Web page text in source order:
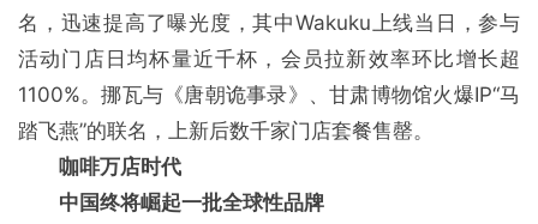
名，迅速提高了曝光度，其中Wakuku上线当日，参与
活动门店日均杯量近千杯，会员拉新效率环比增长超
1100%。挪瓦与《唐朝诡事录》、甘肃博物馆火爆IP“马
踏飞燕”的联名，上新后数千家门店套餐售罄。
咖啡万店时代
中国终将崛起一批全球性品牌